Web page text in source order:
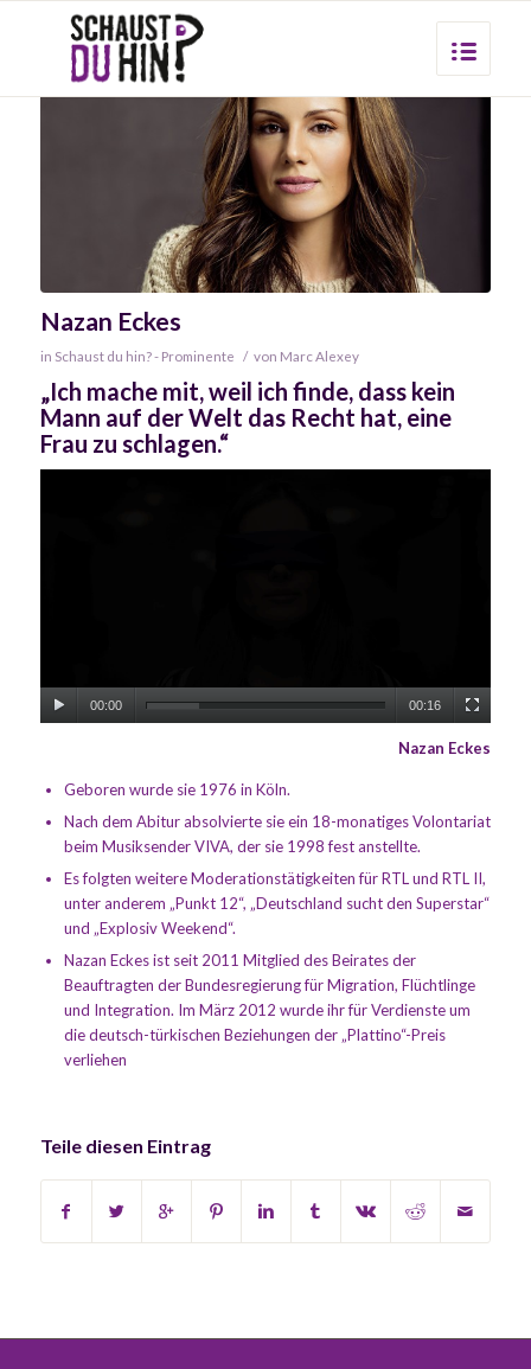
Nazan Eckes
in Schaust du hin? - Prominente / von Marc Alexey
„Ich mache mit, weil ich finde, dass kein
Mann auf der Welt das Recht hat, eine
Frau zu schlagen.“
00:00 00:16
Nazan Eckes
Geboren wurde sie 1976 in Köln.
Nach dem Abitur absolvierte sie ein 18-monatiges Volontariat
beim Musiksender VIVA, der sie 1998 fest anstellte.
Es folgten weitere Moderationstätigkeiten für RTL und RTL II,
unter anderem „Punkt 12“, „Deutschland sucht den Superstar“
und „Explosiv Weekend“.
Nazan Eckes ist seit 2011 Mitglied des Beirates der
Beauftragten der Bundesregierung für Migration, Flüchtlinge
und Integration. Im März 2012 wurde ihr für Verdienste um
die deutsch-türkischen Beziehungen der „Plattino“-Preis
verliehen
Teile diesen Eintrag